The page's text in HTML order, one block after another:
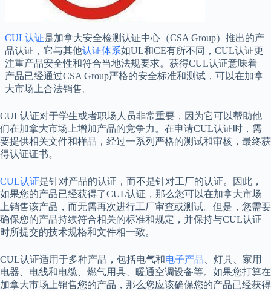
CUL认证是加拿大安全检测认证中心（CSA Group）推出的产
品认证，它与其他认证体系如UL和CE有所不同，CUL认证更
注重产品安全性和符合当地法规要求。获得CUL认证意味着
产品已经通过CSA Group严格的安全标准和测试，可以在加拿
大市场上合法销售。
CUL认证对于学生或者职场人员非常重要，因为它可以帮助他
们在加拿大市场上增加产品的竞争力。在申请CUL认证时，需
要提供相关文件和样品，经过一系列严格的测试和审核，最终获
得认证证书。
CUL认证是针对产品的认证，而不是针对工厂的认证。因此，
如果您的产品已经获得了CUL认证，那么您可以在加拿大市场
上销售该产品，而无需再次进行工厂审查或测试。但是，您需要
确保您的产品持续符合相关的标准和规定，并保持与CUL认证
时所提交的技术规格和文件相一致。
CUL认证适用于多种产品，包括电气和电子产品 、灯具、家用
电器、电线和电缆、燃气用具、暖通空调设备等。如果您打算在
加拿大市场上销售您的产品，那么您应该确保您的产品已经获得